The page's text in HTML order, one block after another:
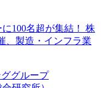
100名超が集結！ 株
、製造・インフラ業
グループ